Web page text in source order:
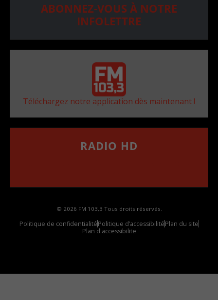
ABONNEZ-VOUS À NOTRE
INFOLETTRE
Téléchargez notre application dès maintenant !
RADIO HD
© 2026 FM 103,3 Tous droits réservés.
Politique de confidentialitéPolitique d’accessibilitéPlan du site
Plan d'accessibilite